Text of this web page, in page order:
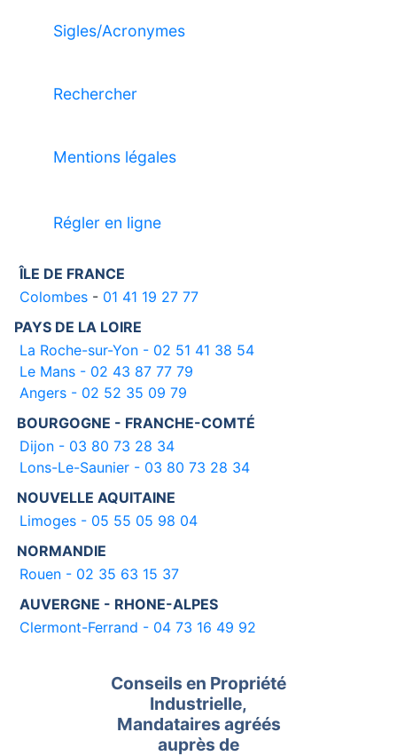
Sigles/Acronymes
Rechercher
Mentions légales
Régler en ligne
ÎLE DE FRANCE
Colombes - 01 41 19 27 77
PAYS DE LA LOIRE
La Roche-sur-Yon - 02 51 41 38 54
Le Mans - 02 43 87 77 79
Angers - 02 52 35 09 79
BOURGOGNE - FRANCHE-COMTÉ
Dijon - 03 80 73 28 34
Lons-Le-Saunier - 03 80 73 28 34
NOUVELLE AQUITAINE
Limoges - 05 55 05 98 04
NORMANDIE
Rouen - 02 35 63 15 37
AUVERGNE - RHONE-ALPES
Clermont-Ferrand - 04 73 16 49 92
Conseils en Propriété
Industrielle,
Mandataires agréés
auprès de